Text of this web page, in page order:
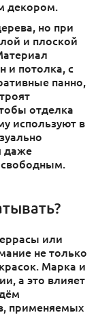
декором.
но при
и плоской
и потолка, с
панно,
отделка
используют в
даже
или
не только
Марка и
а это влияет
применяемых